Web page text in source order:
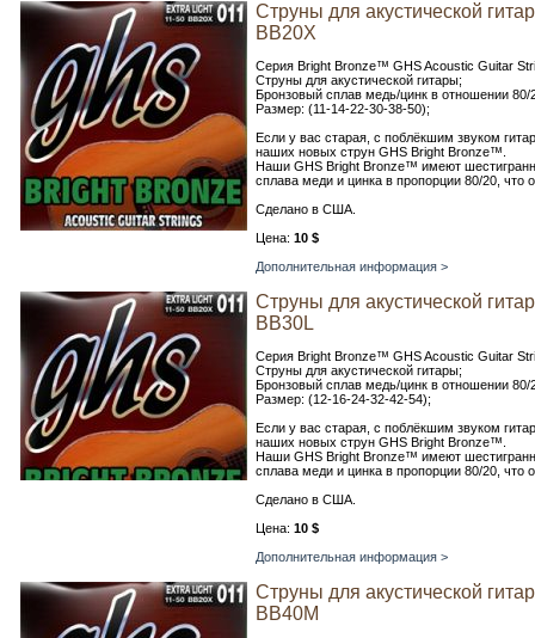
Струны для акустической
BB20X
Серия Bright Bronze™ GHS Acoustic Guitar
Струны для акустической гитары;
Бронзовый сплав медь/цинк в отношении 80/
Размер: (11-14-22-30-38-50);
Если у вас старая, с поблёкшим звуком
наших новых струн GHS Bright Bronze™.
Наши GHS Bright Bronze™ имеют
сплава меди и цинка в пропорции 80/20, что
Сделано в США.
Цена: 10 $
Дополнительная информация >
Струны для акустической
BB30L
Серия Bright Bronze™ GHS Acoustic Guitar
Струны для акустической гитары;
Бронзовый сплав медь/цинк в отношении 80/
Размер: (12-16-24-32-42-54);
Если у вас старая, с поблёкшим звуком
наших новых струн GHS Bright Bronze™.
Наши GHS Bright Bronze™ имеют
сплава меди и цинка в пропорции 80/20, что
Сделано в США.
Цена: 10 $
Дополнительная информация >
Струны для акустической
BB40M